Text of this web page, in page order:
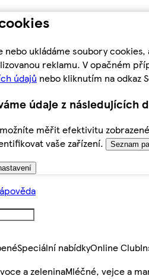
nebo ukládáme soubory
reklamu. V opačném
údajů nebo kliknutím na odkaz
údaje z následujících
měřit efektivitu
vaše zařízení.
Seznam
Speciální nabídkyOnline Club
a zeleninaMléčné, vejce a